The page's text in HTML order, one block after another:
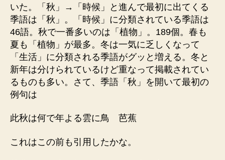
いた。「秋」→「時候」と進んで最初に出てくる
季語は「秋」。「時候」に分類されている季語は
46語。秋で一番多いのは「植物」。189個。春も
夏も「植物」が最多。冬は一気に乏しくなって
「生活」に分類される季語がグッと増える。冬と
新年は分けられているけど重なって掲載されてい
るものも多い。さて、季語「秋」を開いて最初の
例句は
此秋は何で年よる雲に鳥 芭蕉
これはこの前も引用したかな。